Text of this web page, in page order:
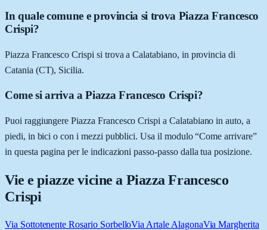
In quale comune e provincia si trova Piazza Francesco
Crispi?
Piazza Francesco Crispi si trova a Calatabiano, in provincia di
Catania (CT), Sicilia.
Come si arriva a Piazza Francesco Crispi?
Puoi raggiungere Piazza Francesco Crispi a Calatabiano in auto, a
piedi, in bici o con i mezzi pubblici. Usa il modulo “Come arrivare”
in questa pagina per le indicazioni passo-passo dalla tua posizione.
Vie e piazze vicine a Piazza Francesco
Crispi
Via Sottotenente Rosario SorbelloVia Artale AlagonaVia Margherita